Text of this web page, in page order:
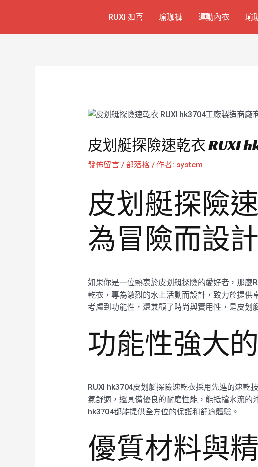
RUXI 如喜 瑜珈褲 運動內衣 瑜
皮划艇探險速乾衣 RUXI
發佈留言 / 部落格/ 作者: system
皮划艇探險
為冒險而設
如果你是一位熱衷於皮划艇探險的愛好者，那麼
乾衣，專為激烈的水上活動而設計，致力於提供
考慮到功能性，還兼顧了時尚與實用性，是皮划
功能性強大
RUXI hk3704皮划艇探險速乾衣採用先進的速
氣舒適，還具備優良的耐磨性能，能抵擋水流的
hk3704都能提供全方位的保護和舒適體驗。
優質材料與